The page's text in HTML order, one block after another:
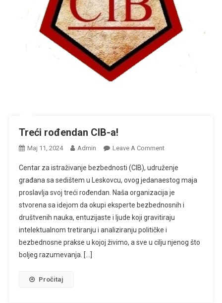
Treći rođendan CIB-a!
Мај 11, 2024 Admin Leave A CommentOn
Rođendan
CIB-
A!
Centar za istraživanje bezbednosti (CIB), udruženje
građana sa sedištem u Leskovcu, ovog jedanaestog maja
proslavlja svoj treći rođendan. Naša organizacija je
stvorena sa idejom da okupi eksperte bezbednosnih i
društvenih nauka, entuzijaste i ljude koji gravitiraju
intelektualnom tretiranju i analiziranju političke i
bezbednosne prakse u kojoj živimo, a sve u cilju njenog što
boljeg razumevanja. […]
Pročitaj